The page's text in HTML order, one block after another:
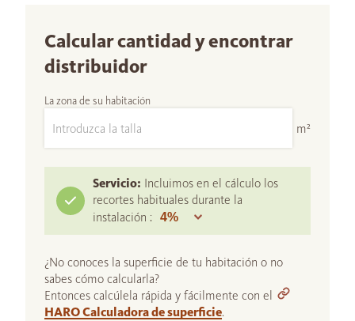
Calcular cantidad y encontrar
distribuidor
La zona de su habitación
m²
Servicio: Incluimos en el cálculo los
recortes habituales durante la
instalación :
¿No conoces la superficie de tu habitación o no
sabes cómo calcularla?
Entonces calcúlela rápida y fácilmente con el
HARO Calculadora de superficie.